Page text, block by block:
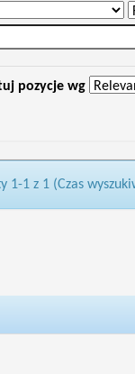
pozycje wg
1-1 z 1 (Czas